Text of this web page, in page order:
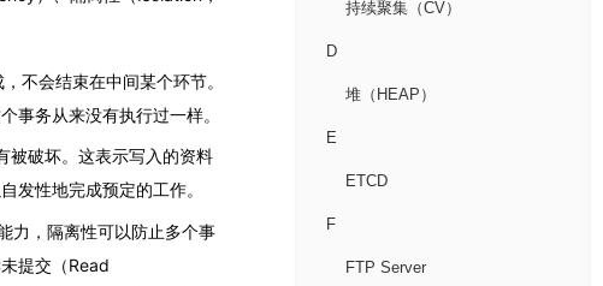
不会结束在中间某个环节。
事务从来没有执行过一样。
被破坏。这表示写入的资料
发性地完成预定的工作。
力，隔离性可以防止多个事
提交（Read
持续聚集（CV）
D
堆（HEAP）
E
ETCD
F
FTP Server